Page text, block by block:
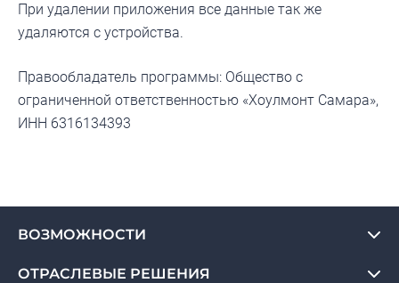
При удалении приложения все данные так же
удаляются с устройства.
Правообладатель программы: Общество с
ограниченной ответственностью «Хоулмонт Самара»,
ИНН 6316134393
ВОЗМОЖНОСТИ
ОТРАСЛЕВЫЕ РЕШЕНИЯ